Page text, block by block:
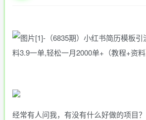
经常有人问我，有没有什么好做的项目？